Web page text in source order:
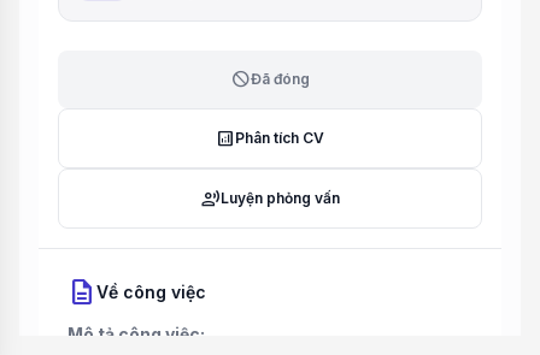
blockĐã đóng
analytics Phân tích CV
record_voice_overLuyện phỏng vấn
description Về công việc
Mô tả công việc: